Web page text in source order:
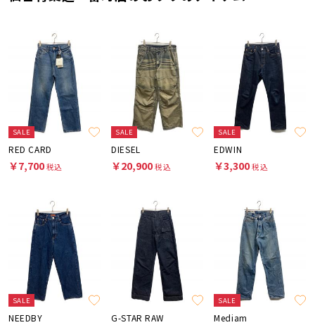
SALE
RED CARD
￥7,700税込
SALE
DIESEL
￥20,900税込
SALE
EDWIN
￥3,300税込
SALE
NEEDBY G-STAR RAW
SALE
Mediam